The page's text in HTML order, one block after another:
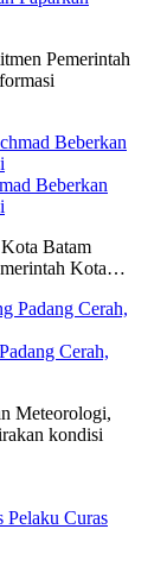
Pemerintah
Beberkan
Batam
Kota…
Cerah,
Meteorologi,
kondisi
Pelaku Curas